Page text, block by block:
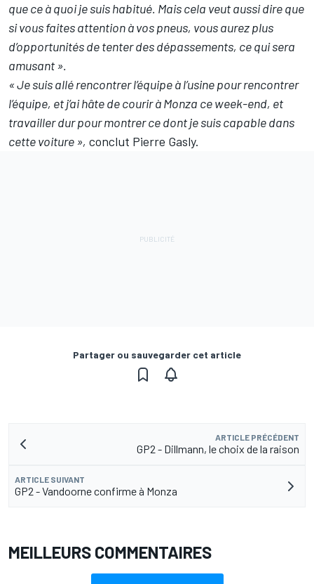
que ce à quoi je suis habitué. Mais cela veut aussi dire que
si vous faites attention à vos pneus, vous aurez plus
d’opportunités de tenter des dépassements, ce qui sera
amusant ».
« Je suis allé rencontrer l’équipe à l’usine pour rencontrer
l’équipe, et j’ai hâte de courir à Monza ce week-end, et
travailler dur pour montrer ce dont je suis capable dans
cette voiture », conclut Pierre Gasly.
Partager ou sauvegarder cet article
ARTICLE PRÉCÉDENT
GP2 - Dillmann, le choix de la raison
ARTICLE SUIVANT
GP2 - Vandoorne confirme à Monza
MEILLEURS COMMENTAIRES